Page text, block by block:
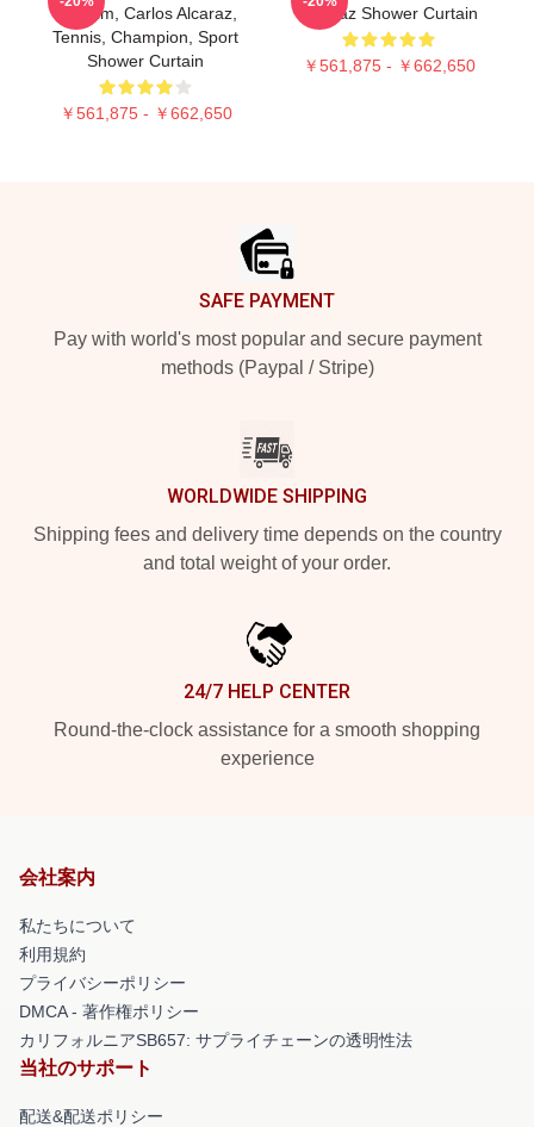
For Him, Carlos Alcaraz,
Tennis, Champion, Sport
Shower Curtain
￥561,875 - ￥662,650
Alcaraz Shower Curtain
￥561,875 - ￥662,650
SAFE PAYMENT
Pay with world's most popular and secure payment
methods (Paypal / Stripe)
WORLDWIDE SHIPPING
Shipping fees and delivery time depends on the country
and total weight of your order.
24/7 HELP CENTER
Round-the-clock assistance for a smooth shopping
experience
会社案内
私たちについて
利用規約
プライバシーポリシー
DMCA - 著作権ポリシー
カリフォルニアSB657: サプライチェーンの透明性法
当社のサポート
配送&配送ポリシー